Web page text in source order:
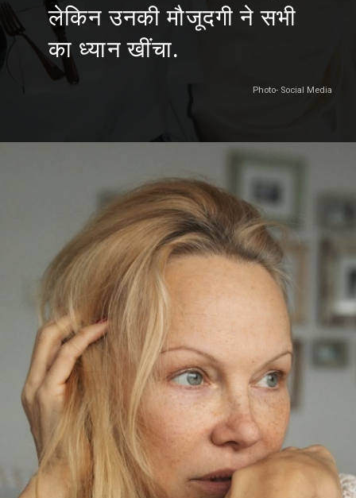
Photo- Social Media
लेकिन उनकी मौजूदगी ने सभी
का ध्यान खींचा.